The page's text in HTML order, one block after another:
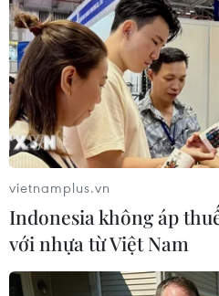
khẩu dầu thô từ Nga.
vietnamplus.vn
Indonesia không áp
với nhựa từ Việt Nam